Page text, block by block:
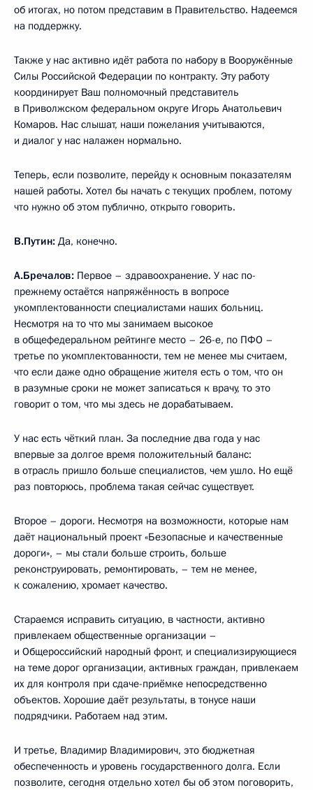
об итогах, но потом представим в Правительство. Надеемся
на поддержку.
Также у нас активно идёт работа по набору в Вооружённые
Силы Российской Федерации по контракту. Эту работу
координирует Ваш полномочный представитель
в Приволжском федеральном округе Игорь Анатольевич
Комаров. Нас слышат, наши пожелания учитываются,
и диалог у нас налажен нормально.
Теперь, если позволите, перейду к основным показателям
нашей работы. Хотел бы начать с текущих проблем, потому
что нужно об этом публично, открыто говорить.
В.Путин: Да, конечно.
А.Бречалов: Первое – здравоохранение. У нас по-
прежнему остаётся напряжённость в вопросе
укомплектованности специалистами наших больниц.
Несмотря на то что мы занимаем высокое
в общефедеральном рейтинге место – 26-е, по ПФО –
третье по укомплектованности, тем не менее мы считаем,
что если даже одно обращение жителя есть о том, что он
в разумные сроки не может записаться к врачу, то это
говорит о том, что мы здесь не дорабатываем.
У нас есть чёткий план. За последние два года у нас
впервые за долгое время положительный баланс:
в отрасль пришло больше специалистов, чем ушло. Но ещё
раз повторюсь, проблема такая сейчас существует.
Второе – дороги. Несмотря на возможности, которые нам
даёт национальный проект «Безопасные и качественные
дороги», – мы стали больше строить, больше
реконструировать, ремонтировать, – тем не менее,
к сожалению, хромает качество.
Стараемся исправить ситуацию, в частности, активно
привлекаем общественные организации –
и Общероссийский народный фронт, и специализирующиеся
на теме дорог организации, активных граждан, привлекаем
их для контроля при сдаче-приёмке непосредственно
объектов. Хорошие даёт результаты, в тонусе наши
подрядчики. Работаем над этим.
И третье, Владимир Владимирович, это бюджетная
обеспеченность и уровень государственного долга. Если
позволите, сегодня отдельно хотел бы об этом поговорить,